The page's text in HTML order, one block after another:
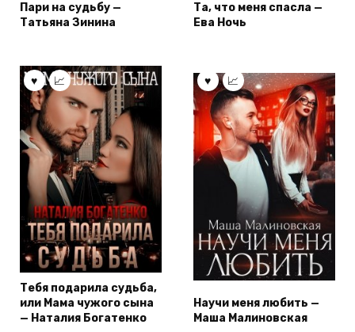
Пари на судьбу —
Татьяна Зинина
Та, что меня спасла —
Ева Ночь
Тебя подарила судьба,
или Мама чужого сына
— Наталия Богатенко
Научи меня любить —
Маша Малиновская